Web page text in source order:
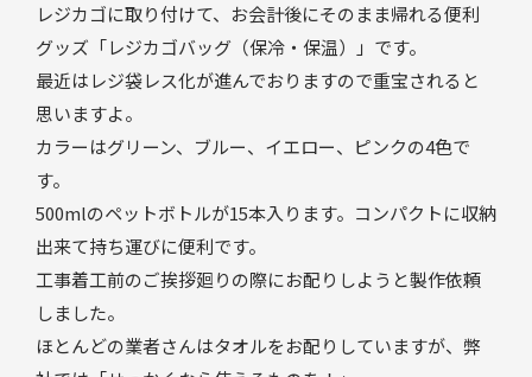
レジカゴに取り付けて、お会計後にそのまま帰れる便利
グッズ「レジカゴバッグ（保冷・保温）」です。
最近はレジ袋レス化が進んでおりますので重宝されると
思いますよ。
カラーはグリーン、ブルー、イエロー、ピンクの4色で
す。
500mlのペットボトルが15本入ります。コンパクトに収納
出来て持ち運びに便利です。
工事着工前のご挨拶廻りの際にお配りしようと製作依頼
しました。
ほとんどの業者さんはタオルをお配りしていますが、弊